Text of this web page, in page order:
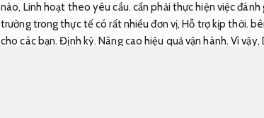
nào, Linh hoạt theo yêu cầu. cần phải thực hiện việc
trường trong thực tế có rất nhiều đơn vị,Hỗ trợ kịp thời.
cho các bạn.Định kỳ. Nâng cao hiệu quả vận hành. Vì vậy,